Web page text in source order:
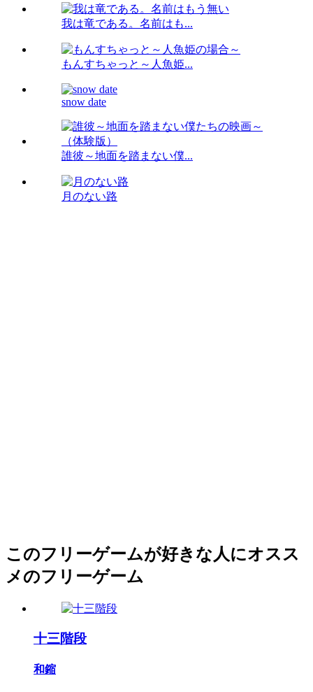
我は竜である。名前はも...
もんすちゃっと～人魚姫...
snow date
誰彼～地面を踏まない僕...
月のない路
このフリーゲームが好きな人にオスス
メのフリーゲーム
十三階段
和鏥